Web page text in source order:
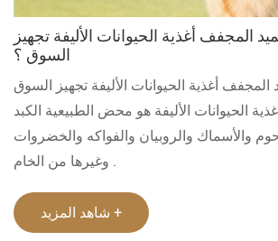
المجفف أغذية الحيوانات الأليفة تجهيز
السوق ؟
المجفف أغذية الحيوانات الأليفة تجهيز السوق
الحيوانات الأليفة هو محض الطبيعية الكبد
والأسماك والروبيان والفواكه والخضروات
وغيرها من الخام .
شاهد المزيد +